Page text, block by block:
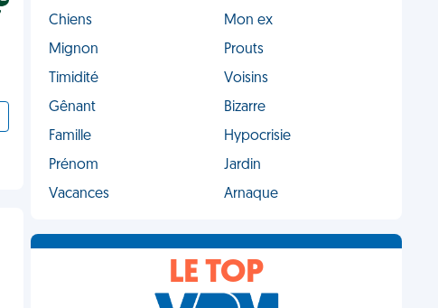
Chiens
Mon ex
Mignon
Prouts
Timidité
Voisins
Gênant
Bizarre
Famille
Hypocrisie
Prénom
Jardin
Vacances
Arnaque
LE TOP